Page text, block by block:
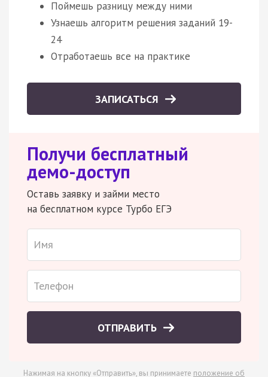
Поймешь разницу между ними
Узнаешь алгоритм решения заданий 19-
24
Отработаешь все на практике
ЗАПИСАТЬСЯ
Получи бесплатный
демо-доступ
Оставь заявку и займи место
на бесплатном курсе Турбо ЕГЭ
ОТПРАВИТЬ
Нажимая на кнопку «Отправить», вы принимаете положение об